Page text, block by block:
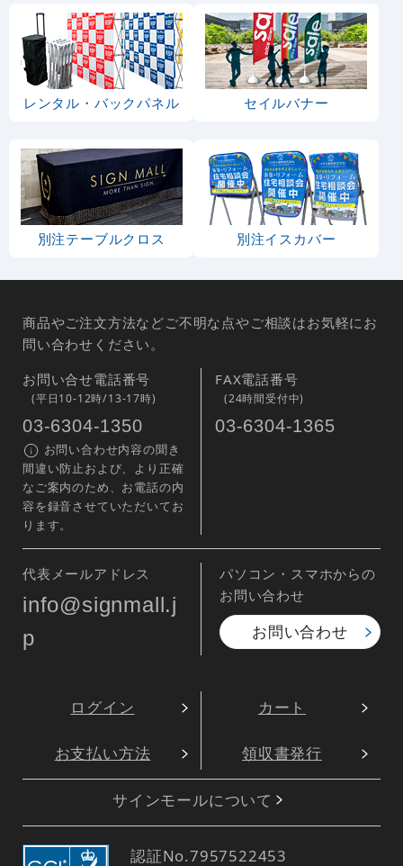
レンタル・バックパネル セイルバナー
別注テーブルクロス 別注イスカバー
商品やご注文方法などご不明な点やご相談はお気軽にお
問い合わせください。
お問い合せ電話番号
(平日10-12時/13-17時)
03-6304-1350
お問い合わせ内容の聞き
間違い防止および、より正確
なご案内のため、お電話の内
容を録音させていただいてお
ります。
FAX電話番号
(24時間受付中)
03-6304-1365
代表メールアドレス
info@signmall.j
p
パソコン・スマホからの
お問い合わせ
お問い合わせ
ログイン カート
お支払い方法 領収書発行
サインモールについて
認証No.7957522453